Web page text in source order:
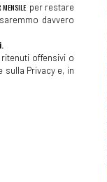
MENSILE per restare
davvero
offensivi o
Privacy e, in